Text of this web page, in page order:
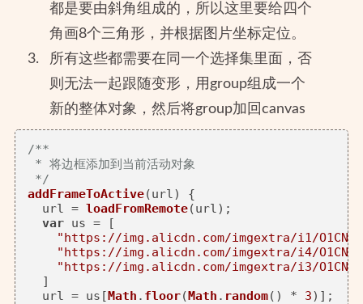
都是要由斜角组成的，所以这里要给四个
角画8个三角形，并根据图片坐标定位。
所有这些都需要在同一个选择集里面，否
则无法一起跟随变形，用group组成一个
新的整体对象，然后将group加回canvas
/**
* 将边框添加到当前活动对象
*/
addFrameToActive(url ) {
  url =
loadFromRemote(url);
var us = [
"https://img.alicdn.com/imgextra/i1/
"https://img.alicdn.com/imgextra/i4/
"https://img.alicdn.com/imgextra/i3/
  ]
  url = us[
Math . floor(Math . random() * 3)];